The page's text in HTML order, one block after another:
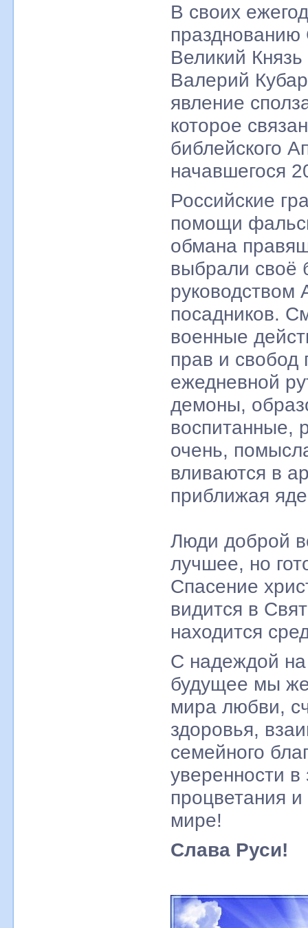
В своих
Великий
Валерий
явление
которое
библейского
начавшегося
Российские
помощи
обмана
выбрали своё
руководством
посадников.
военные
прав и свобод
ежедневной
демоны,
воспитанные,
очень,
вливаются в
приближая
Люди доброй
лучшее, но
Спасение
видится в
находится
С надеждой
будущее мы
мира любви,
здоровья,
семейного
уверенности
процветания
мире!
Слава Руси!